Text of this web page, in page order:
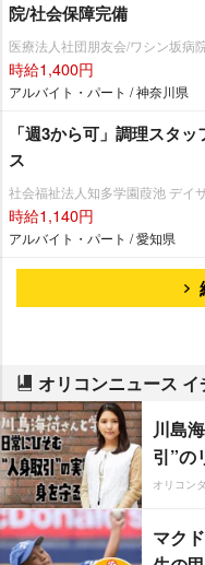
院/社会保障完備
医療法人社団朋友会/ワシン坂病
時給1,400円
アルバイト・パート / 神奈川県
「週3から可」調理スタ
ス
社会福祉法人知多学園葭池 デイ
時給1,140円
アルバイト・パート / 愛知県
オリコンニュース
川島
引”の
オリコン
マク